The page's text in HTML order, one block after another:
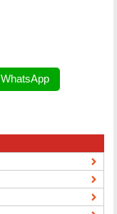
WhatsApp